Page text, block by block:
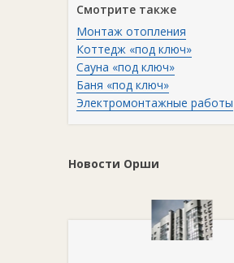
Смотрите также
Монтаж отопления
Коттедж «под ключ»
Сауна «под ключ»
Баня «под ключ»
Электромонтажные работы
Новости Орши